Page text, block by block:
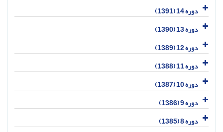
دوره 14 (1391)
دوره 13 (1390)
دوره 12 (1389)
دوره 11 (1388)
دوره 10 (1387)
دوره 9 (1386)
دوره 8 (1385)